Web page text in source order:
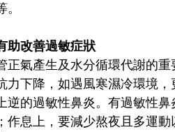
助改善過敏症狀
正氣產生及水分循環代謝的
力下降，如遇風寒濕冷環境
逆的過敏性鼻炎。有過敏性
作息上，要減少熬夜且多運